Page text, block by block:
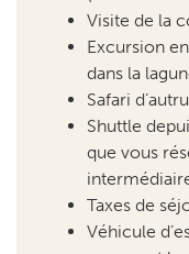
Safari
Shuttle
que vous
Taxes de
Véhicule
pannes et
qualifiée de